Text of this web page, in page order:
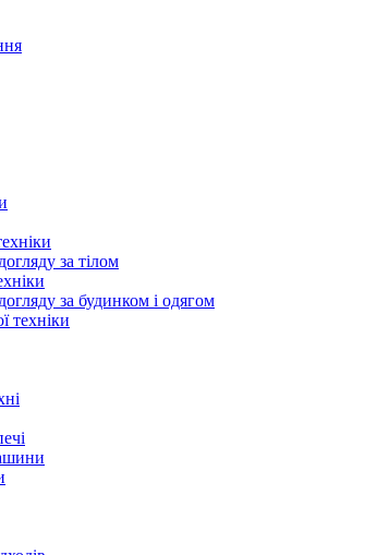
за тілом
за будинком і одягом
техніки